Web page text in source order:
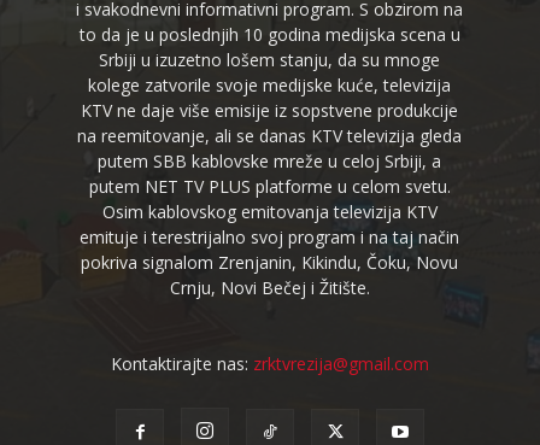
i svakodnevni informativni program. S obzirom na
to da je u poslednjih 10 godina medijska scena u
Srbiji u izuzetno lošem stanju, da su mnoge
kolege zatvorile svoje medijske kuće, televizija
KTV ne daje više emisije iz sopstvene produkcije
na reemitovanje, ali se danas KTV televizija gleda
putem SBB kablovske mreže u celoj Srbiji, a
putem NET TV PLUS platforme u celom svetu.
Osim kablovskog emitovanja televizija KTV
emituje i terestrijalno svoj program i na taj način
pokriva signalom Zrenjanin, Kikindu, Čoku, Novu
Crnju, Novi Bečej i Žitište.
Kontaktirajte nas: zrktvrezija@gmail.com